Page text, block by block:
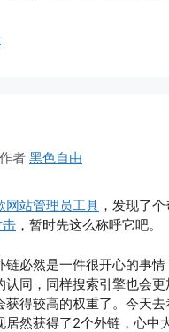
作者 黑色自由
网站管理员工具 ，发现了
，暂时先这么称呼它吧。
链必然是一件很开心的事
认同，同样搜索引擎也会
获得较高的权重了。今天去
居然获得了2个外链，心中